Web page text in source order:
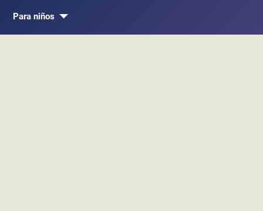
Para niños